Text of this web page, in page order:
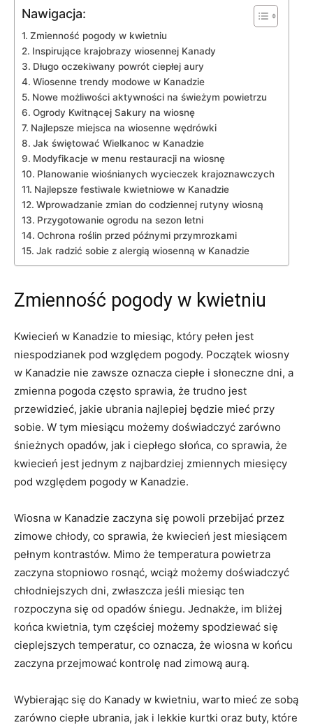
Nawigacja:
Zmienność pogody w kwietniu
Inspirujące krajobrazy wiosennej Kanady
Długo oczekiwany powrót ciepłej⁤ aury
Wiosenne trendy modowe w Kanadzie
Nowe możliwości aktywności na świeżym powietrzu
Ogrody Kwitnącej Sakury na ⁣wiosnę
Najlepsze miejsca na wiosenne wędrówki
Jak świętować ​Wielkanoc w Kanadzie
Modyfikacje w menu ‌restauracji na wiosnę
Planowanie⁤ wiośnianych wycieczek krajoznawczych
Najlepsze festiwale kwietniowe w Kanadzie
Wprowadzanie zmian do codziennej rutyny wiosną
Przygotowanie ogrodu‍ na ​sezon letni
Ochrona roślin przed późnymi ⁣przymrozkami
Jak radzić sobie⁤ z alergią wiosenną ‍w‌ Kanadzie
Zmienność pogody w kwietniu
Kwiecień w Kanadzie to ‌miesiąc, który pełen jest
niespodzianek‌ pod względem pogody. ⁤Początek wiosny
w Kanadzie ‌nie zawsze oznacza ciepłe i słoneczne dni, a
zmienna ‍pogoda często sprawia, że trudno jest
przewidzieć, ⁢jakie ubrania najlepiej będzie mieć przy
sobie. W⁤ tym miesiącu możemy⁢ doświadczyć zarówno
śnieżnych‌ opadów, jak i ciepłego słońca, ⁣co sprawia, że
kwiecień jest jednym‍ z najbardziej zmiennych miesięcy
pod względem pogody w Kanadzie.
Wiosna w Kanadzie zaczyna się​ powoli przebijać przez‍
zimowe chłody, co sprawia, że⁢ kwiecień jest miesiącem
pełnym kontrastów. Mimo ​że temperatura powietrza
zaczyna stopniowo rosnąć, wciąż możemy doświadczyć⁣
chłodniejszych dni, zwłaszcza jeśli miesiąc ten
rozpoczyna się⁣ od opadów śniegu. Jednakże, im bliżej
końca ⁢kwietnia, tym częściej ⁣możemy spodziewać się
‍cieplejszych temperatur, co​ oznacza, że wiosna w końcu
zaczyna przejmować kontrolę nad zimową aurą.
Wybierając się do Kanady w kwietniu, warto mieć ze‌ sobą
zarówno ciepłe ubrania,‍ jak ​i ​lekkie​ kurtki⁣ oraz buty,​ które‍